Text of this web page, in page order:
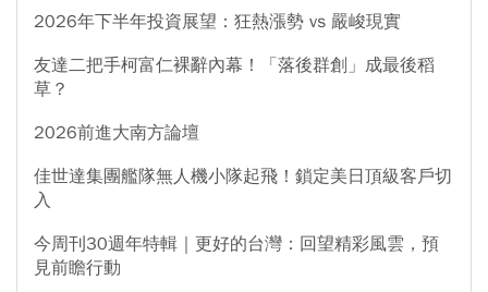
2026年下半年投資展望：狂熱漲勢 vs 嚴峻現實
友達二把手柯富仁裸辭內幕！「落後群創」成最後稻
草？
2026前進大南方論壇
佳世達集團艦隊無人機小隊起飛！鎖定美日頂級客戶切
入
今周刊30週年特輯｜更好的台灣：回望精彩風雲，預
見前瞻行動